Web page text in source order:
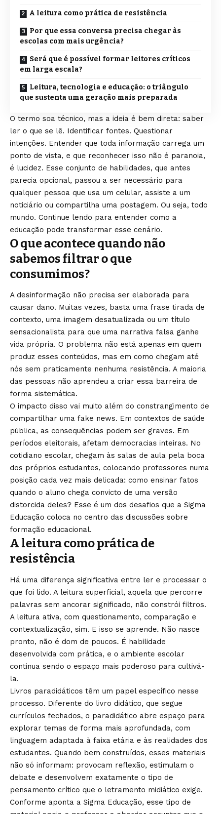
A leitura como prática de resistência
Por que essa conversa precisa chegar às
escolas com mais urgência?
Será que é possível formar leitores críticos
em larga escala?
Leitura, tecnologia e educação: o triângulo
que sustenta uma geração mais preparada
O termo soa técnico, mas a ideia é bem direta: saber
ler o que se lê. Identificar fontes. Questionar
intenções. Entender que toda informação carrega um
ponto de vista, e que reconhecer isso não é paranoia,
é lucidez. Esse conjunto de habilidades, que antes
parecia opcional, passou a ser necessário para
qualquer pessoa que usa um celular, assiste a um
noticiário ou compartilha uma postagem. Ou seja, todo
mundo. Continue lendo para entender como a
educação pode transformar esse cenário.
O que acontece quando não
sabemos filtrar o que
consumimos?
A desinformação não precisa ser elaborada para
causar dano. Muitas vezes, basta uma frase tirada de
contexto, uma imagem desatualizada ou um título
sensacionalista para que uma narrativa falsa ganhe
vida própria. O problema não está apenas em quem
produz esses conteúdos, mas em como chegam até
nós sem praticamente nenhuma resistência. A maioria
das pessoas não aprendeu a criar essa barreira de
forma sistemática.
O impacto disso vai muito além do constrangimento de
compartilhar uma fake news. Em contextos de saúde
pública, as consequências podem ser graves. Em
períodos eleitorais, afetam democracias inteiras. No
cotidiano escolar, chegam às salas de aula pela boca
dos próprios estudantes, colocando professores numa
posição cada vez mais delicada: como ensinar fatos
quando o aluno chega convicto de uma versão
distorcida deles? Esse é um dos desafios que a Sigma
Educação coloca no centro das discussões sobre
formação educacional.
A leitura como prática de
resistência
Há uma diferença significativa entre ler e processar o
que foi lido. A leitura superficial, aquela que percorre
palavras sem ancorar significado, não constrói filtros.
A leitura ativa, com questionamento, comparação e
contextualização, sim. E isso se aprende. Não nasce
pronto, não é dom de poucos. É habilidade
desenvolvida com prática, e o ambiente escolar
continua sendo o espaço mais poderoso para cultivá-
la.
Livros paradidáticos têm um papel específico nesse
processo. Diferente do livro didático, que segue
currículos fechados, o paradidático abre espaço para
explorar temas de forma mais aprofundada, com
linguagem adaptada à faixa etária e às realidades dos
estudantes. Quando bem construídos, esses materiais
não só informam: provocam reflexão, estimulam o
debate e desenvolvem exatamente o tipo de
pensamento crítico que o letramento midiático exige.
Conforme aponta a Sigma Educação, esse tipo de